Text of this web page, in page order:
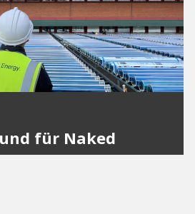
für Naked